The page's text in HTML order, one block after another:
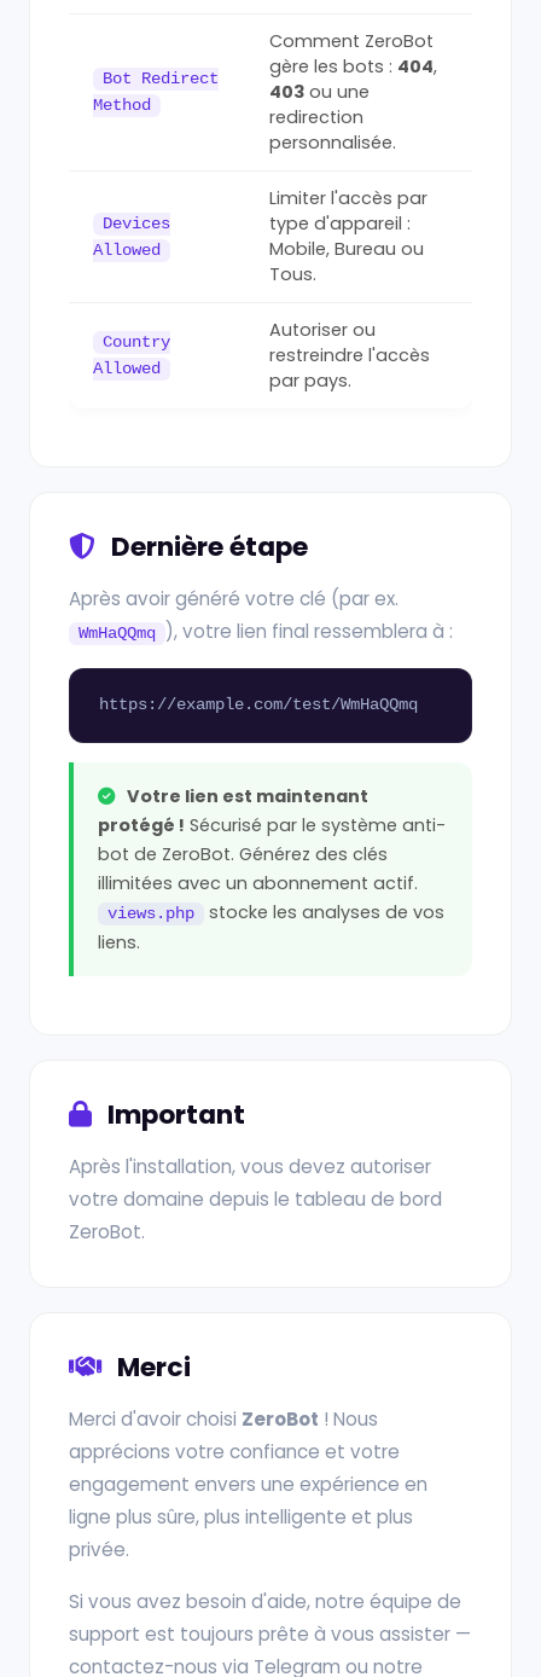
Bot Redirect
Method
Comment ZeroBot
gère les bots : 404,
403 ou une
redirection
personnalisée.
Devices
Allowed
Limiter l'accès par
type d'appareil :
Mobile, Bureau ou
Tous.
Country
Allowed
Autoriser ou
restreindre l'accès
par pays.
Dernière étape
Après avoir généré votre clé (par ex.
WmHaQQmq ), votre lien final ressemblera à :
https://example.com/test/WmHaQQmq
Votre lien est maintenant
protégé ! Sécurisé par le système anti-
bot de ZeroBot. Générez des clés
illimitées avec un abonnement actif.
views.php
stocke les analyses de vos
liens.
Important
Après l'installation, vous devez autoriser
votre domaine depuis le tableau de bord
ZeroBot.
Merci
Merci d'avoir choisi ZeroBot ! Nous
apprécions votre confiance et votre
engagement envers une expérience en
ligne plus sûre, plus intelligente et plus
privée.
Si vous avez besoin d'aide, notre équipe de
support est toujours prête à vous assister —
contactez-nous via Telegram ou notre